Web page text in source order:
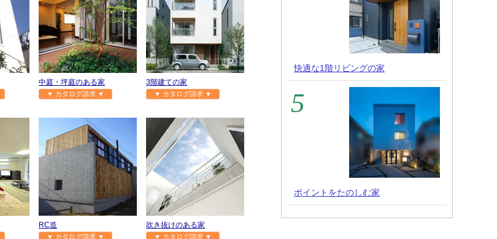
中庭・坪庭のある家
▼ カタログ請求 ▼
3階建ての家
▼ カタログ請求 ▼
RC造
▼ カタログ請求 ▼
吹き抜けのある家
▼ カタログ請求 ▼
快適な1階リビングの家
ポイントをたのしむ家